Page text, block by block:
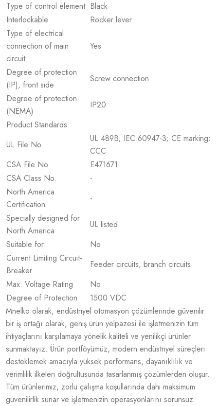
Type of control element Black
Interlockable
Rocker lever
Type of electrical
connection of main
circuit
Yes
Degree of protection
(IP), front side
Screw connection
Degree of protection
(NEMA)
IP20
Product Standards
UL File No.
UL 489B; IEC 60947-3; CE marking;
CCC
CSA File No.
E471671
CSA Class No.
-
North America
Certification
-
Specially designed for
North America
UL listed
Suitable for
No
Current Limiting Circuit-
Breaker
Feeder circuits, branch circuits
Max. Voltage Rating
No
Degree of Protection
1500 VDC
Mnelko olarak, endüstriyel otomasyon çözümlerinde güvenilir
bir iş ortağı olarak, geniş ürün yelpazesi ile işletmenizin tüm
ihtiyaçlarını karşılamaya yönelik kaliteli ve yenilikçi ürünler
sunmaktayız. Ürün portföyümüz, modern endüstriyel süreçleri
desteklemek amacıyla yüksek performans, dayanıklılık ve
verimlilik ilkeleri doğrultusunda tasarlanmış çözümlerden oluşur.
Tüm ürünlerimiz, zorlu çalışma koşullarında dahi maksimum
güvenilirlik sunar ve işletmenizin operasyonlarını sorunsuz